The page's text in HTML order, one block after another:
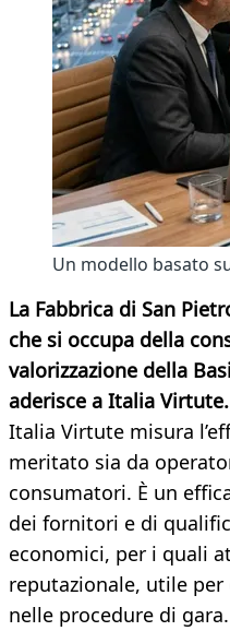
Un modello basato
La Fabbrica di San
che si occupa della
valorizzazione della
aderisce a Italia Virtute.
Italia Virtute misura
meritato sia da
consumatori. È un
dei fornitori e di
economici, per i quali
reputazionale, utile
nelle procedure di gara.